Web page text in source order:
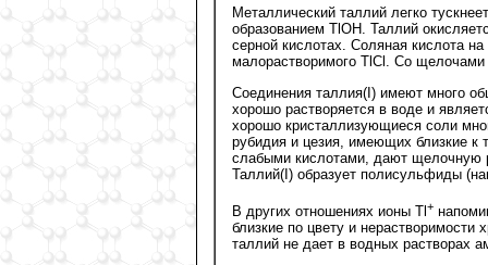
Металлический таллий легко
образованием TlOH. Таллий
серной кислотах. Соляная кислота
малорастворимого TlCl. Со щелочами
Соединения таллия(I) имеют много
хорошо растворяется в воде и
хорошо кристаллизующиеся соли
рубидия и цезия, имеющих близкие к
слабыми кислотами, дают щелочную
Таллий(I) образует полисульфиды
В других отношениях ионы Tl +
близкие по цвету и
таллий не дает в водных растворах